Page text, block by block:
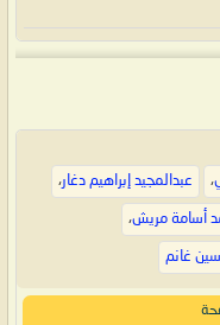
، عبدالمجيد إبراهيم دغار،
أسامة مريش،
غانم